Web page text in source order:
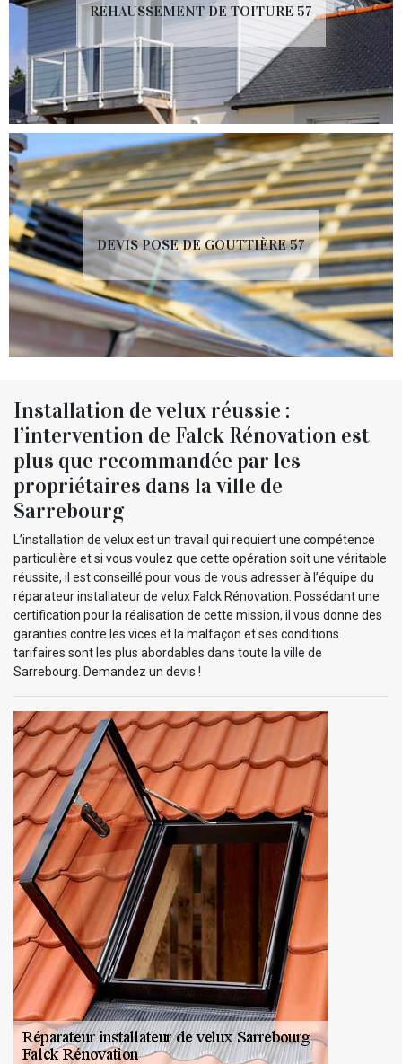
REHAUSSEMENT DE TOITURE 57
DEVIS POSE DE GOUTTIÈRE 57
Installation de velux réussie :
l’intervention de Falck Rénovation est
plus que recommandée par les
propriétaires dans la ville de
Sarrebourg
L’installation de velux est un travail qui requiert une compétence
particulière et si vous voulez que cette opération soit une véritable
réussite, il est conseillé pour vous de vous adresser à l’équipe du
réparateur installateur de velux Falck Rénovation. Possédant une
certification pour la réalisation de cette mission, il vous donne des
garanties contre les vices et la malfaçon et ses conditions
tarifaires sont les plus abordables dans toute la ville de
Sarrebourg. Demandez un devis !